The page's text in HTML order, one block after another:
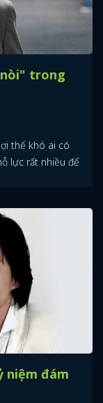
nòi" trong
thế khó ai có
lực rất nhiều để
niệm đám